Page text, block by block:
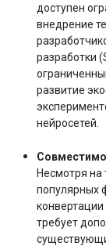
доступен
внедрение
разработки
развитие
нейросетей.
Несмотря
популярных
требует